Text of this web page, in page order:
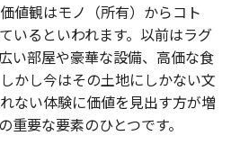
値観はモノ（所有）からコト
いるといわれます。以前はラグ
い部屋や豪華な設備、高価な食
かし今はその土地にしかない文
ない体験に価値を見出す方が増
重要な要素のひとつです。